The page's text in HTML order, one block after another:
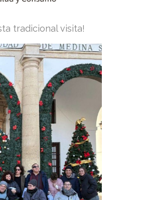
tradicional visita!